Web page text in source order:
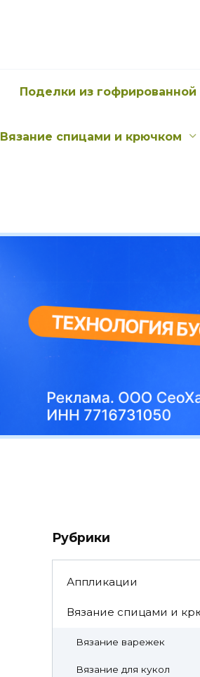
Поделки из гофрированной
Вязание спицами и крючком
Рубрики
Аппликации
Вязание спицами и
Вязание варежек
Вязание для кукол